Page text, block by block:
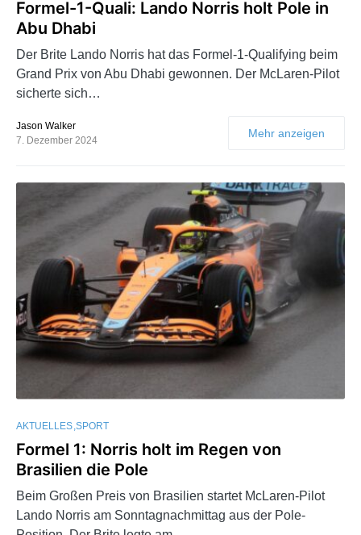
Formel-1-Quali: Lando Norris holt Pole in
Abu Dhabi
Der Brite Lando Norris hat das Formel-1-Qualifying beim
Grand Prix von Abu Dhabi gewonnen. Der McLaren-Pilot
sicherte sich…
Jason Walker
7. Dezember 2024
Mehr anzeigen
AKTUELLES SPORT
Formel 1: Norris holt im Regen von
Brasilien die Pole
Beim Großen Preis von Brasilien startet McLaren-Pilot
Lando Norris am Sonntagnachmittag aus der Pole-